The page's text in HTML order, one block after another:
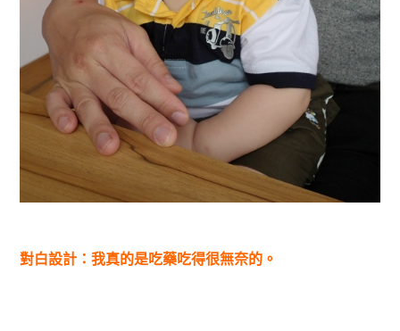
對白設計：我真的是吃藥吃得很無奈的。